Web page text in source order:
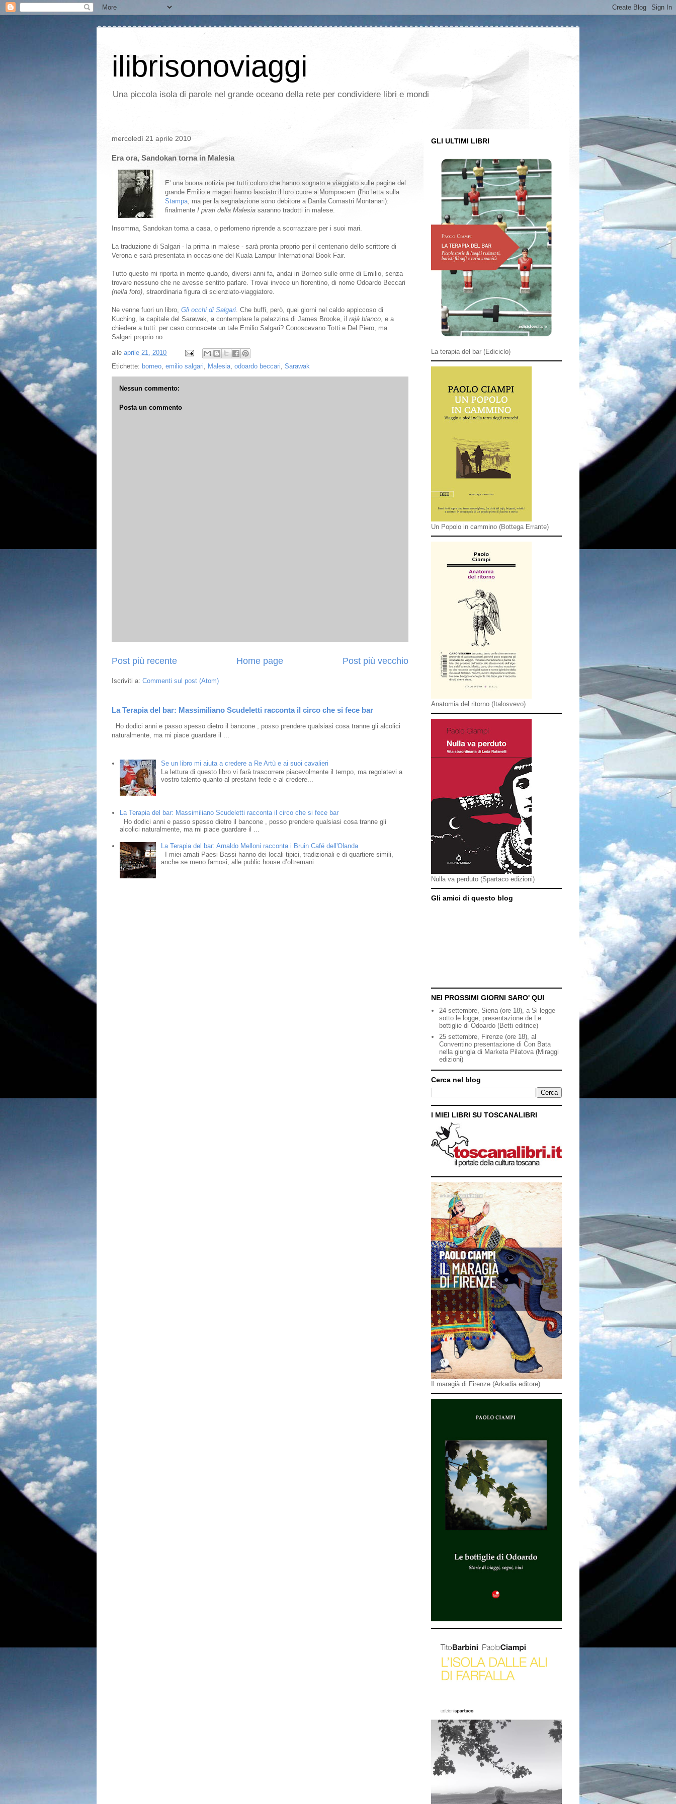
ilibrisonoviaggi
Una piccola isola di parole nel grande oceano della rete per condividere libri e mondi
mercoledì 21 aprile 2010
Era ora, Sandokan torna in Malesia
E' una buona notizia per tutti coloro che hanno sognato e viaggiato sulle pagine del
grande Emilio e magari hanno lasciato il loro cuore a Mompracem (l'ho letta sulla
Stampa, ma per la segnalazione sono debitore a Danila Comastri Montanari):
finalmente I pirati della Malesia saranno tradotti in malese.
Insomma, Sandokan torna a casa, o perlomeno riprende a scorrazzare per i suoi mari.
La traduzione di Salgari - la prima in malese - sarà pronta proprio per il centenario dello scrittore di
Verona e sarà presentata in occasione del Kuala Lampur International Book Fair.
Tutto questo mi riporta in mente quando, diversi anni fa, andai in Borneo sulle orme di Emilio, senza
trovare nessuno che ne avesse sentito parlare. Trovai invece un fiorentino, di nome Odoardo Beccari
(nella foto), straordinaria figura di scienziato-viaggiatore.
Ne venne fuori un libro, Gli occhi di Salgari. Che buffi, però, quei giorni nel caldo appiccoso di
Kuching, la capitale del Sarawak, a contemplare la palazzina di James Brooke, il rajà bianco, e a
chiedere a tutti: per caso conoscete un tale Emilio Salgari? Conoscevano Totti e Del Piero, ma
Salgari proprio no.
alle aprile 21, 2010
Etichette: borneo, emilio salgari, Malesia, odoardo beccari, Sarawak
Nessun commento:
Posta un commento
Post più recente Post più vecchio
Home page
Iscriviti a: Commenti sul post (Atom)
La Terapia del bar: Massimiliano Scudeletti racconta il circo che si fece bar
Ho dodici anni e passo spesso dietro il bancone , posso prendere qualsiasi cosa tranne gli alcolici
naturalmente, ma mi piace guardare il ...
Se un libro mi aiuta a credere a Re Artù e ai suoi cavalieri
La lettura di questo libro vi farà trascorrere piacevolmente il tempo, ma regolatevi a
vostro talento quanto al prestarvi fede e al credere...
La Terapia del bar: Massimiliano Scudeletti racconta il circo che si fece bar
Ho dodici anni e passo spesso dietro il bancone , posso prendere qualsiasi cosa tranne gli
alcolici naturalmente, ma mi piace guardare il ...
La Terapia del bar: Arnaldo Melloni racconta i Bruin Café dell'Olanda
I miei amati Paesi Bassi hanno dei locali tipici, tradizionali e di quartiere simili,
anche se meno famosi, alle public house d’oltremani...
GLI ULTIMI LIBRI
La terapia del bar (Ediciclo)
Un Popolo in cammino (Bottega Errante)
Anatomia del ritorno (Italosvevo)
Nulla va perduto (Spartaco edizioni)
Gli amici di questo blog
NEI PROSSIMI GIORNI SARO' QUI
24 settembre, Siena (ore 18), a Si legge
sotto le logge, presentazione de Le
bottiglie di Odoardo (Betti editrice)
25 settembre, Firenze (ore 18), al
Conventino presentazione di Con Bata
nella giungla di Marketa Pilatova (Miraggi
edizioni)
Cerca nel blog
I MIEI LIBRI SU TOSCANALIBRI
Il maragià di Firenze (Arkadia editore)